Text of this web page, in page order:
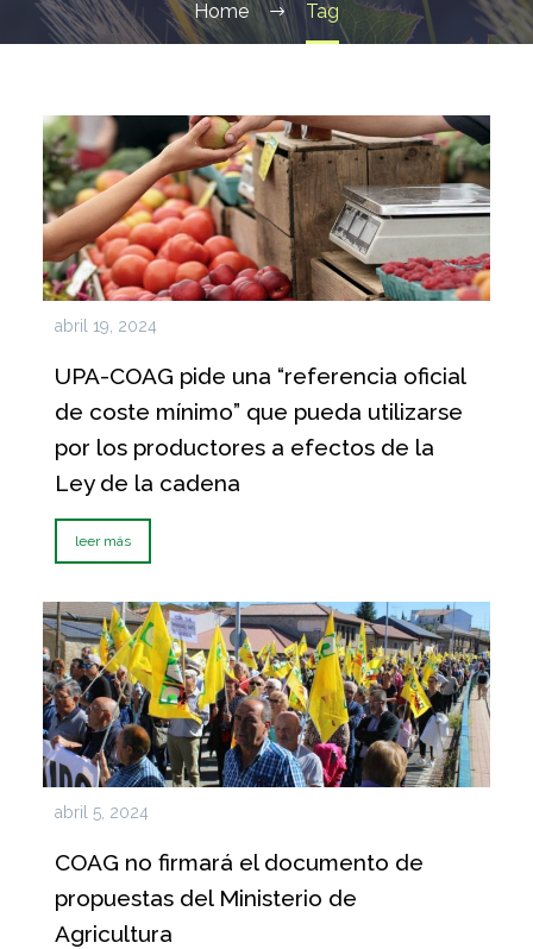
Home Tag
abril 19, 2024
UPA-COAG pide una “referencia oficial
de coste mínimo” que pueda utilizarse
por los productores a efectos de la
Ley de la cadena
leer más
abril 5, 2024
COAG no firmará el documento de
propuestas del Ministerio de
Agricultura